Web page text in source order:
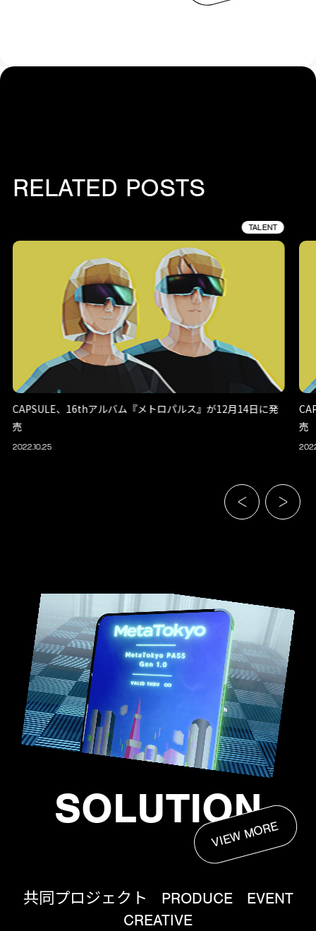
RELATED POSTS
TALENT
CAPSULE、16thアルバム『メトロパルス』が12月14日に発
売
2022.10.25
売
SOLUTION
VIEW MORE
共同プロジェクト PRODUCE
EVENT
CREATIVE